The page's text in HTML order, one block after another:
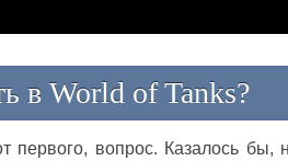
в World of Tanks?
первого, вопрос. Казалось